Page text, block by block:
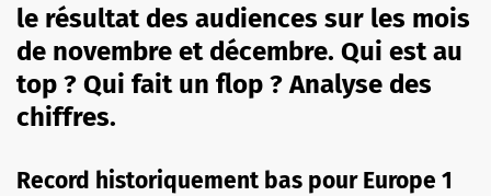
le résultat des audiences sur les mois
de novembre et décembre. Qui est au
top ? Qui fait un flop ? Analyse des
chiffres.
Record historiquement bas pour Europe 1